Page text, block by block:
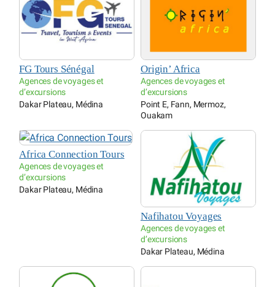
FG Tours Sénégal
Agences de voyages et
d’excursions
Dakar Plateau, Médina
Origin’ Africa
Agences de voyages et
d’excursions
Point E, Fann, Mermoz,
Ouakam
Africa Connection Tours
Agences de voyages et
d’excursions
Dakar Plateau, Médina
Nafihatou Voyages
Agences de voyages et
d’excursions
Dakar Plateau, Médina